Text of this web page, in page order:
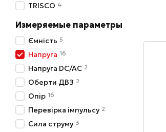
TRISCO 4
Измеряемые параметры
Ємність 5
Напруга 16
Напруга DC/AC 2
Оберти ДВЗ 2
Опір 16
Перевірка імпульсу 2
Сила струму 3